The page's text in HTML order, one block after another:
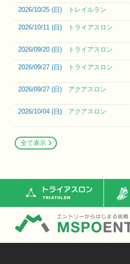
2026/10/25 (日 ) トレイルラン
2026/10/11 (日 ) トライアスロン
2026/09/20 (日 ) トライアスロン
2026/09/27 (日 ) トライアスロン
2026/09/27 (日 ) アクアスロン
2026/10/04 (日 ) アクアスロン
全て表示
トライアスロン